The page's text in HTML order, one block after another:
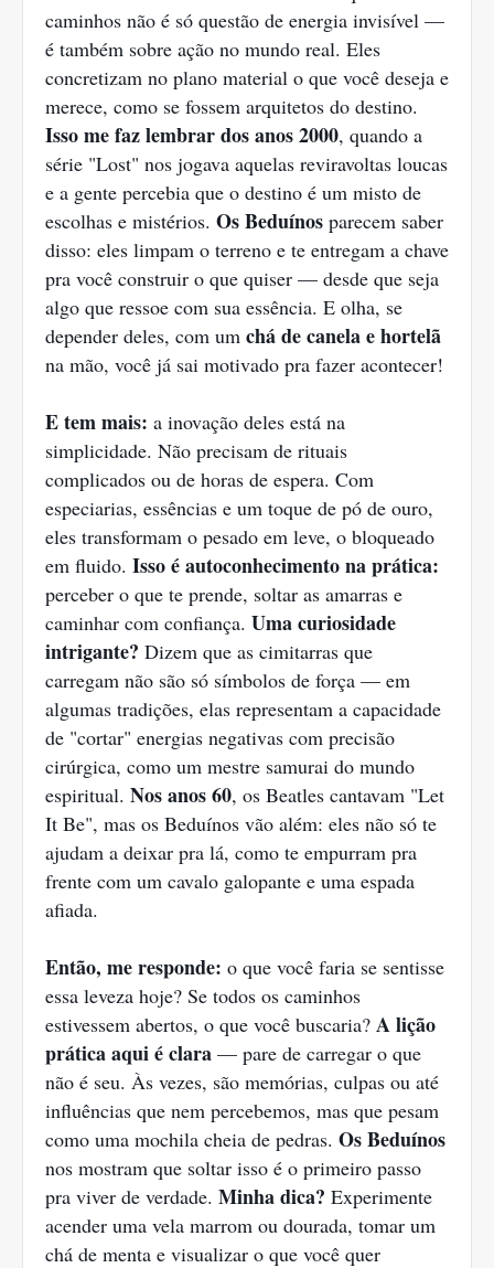
caminhos não é só questão de energia invisível —
é também sobre ação no mundo real. Eles
concretizam no plano material o que você deseja e
merece, como se fossem arquitetos do destino.
Isso me faz lembrar dos anos 2000, quando a
série "Lost" nos jogava aquelas reviravoltas loucas
e a gente percebia que o destino é um misto de
escolhas e mistérios. Os Beduínos parecem saber
disso: eles limpam o terreno e te entregam a chave
pra você construir o que quiser — desde que seja
algo que ressoe com sua essência. E olha, se
depender deles, com um chá de canela e hortelã
na mão, você já sai motivado pra fazer acontecer!
E tem mais: a inovação deles está na
simplicidade. Não precisam de rituais
complicados ou de horas de espera. Com
especiarias, essências e um toque de pó de ouro,
eles transformam o pesado em leve, o bloqueado
em fluido. Isso é autoconhecimento na prática:
perceber o que te prende, soltar as amarras e
caminhar com confiança. Uma curiosidade
intrigante? Dizem que as cimitarras que
carregam não são só símbolos de força — em
algumas tradições, elas representam a capacidade
de "cortar" energias negativas com precisão
cirúrgica, como um mestre samurai do mundo
espiritual. Nos anos 60, os Beatles cantavam "Let
It Be", mas os Beduínos vão além: eles não só te
ajudam a deixar pra lá, como te empurram pra
frente com um cavalo galopante e uma espada
afiada.
Então, me responde: o que você faria se sentisse
essa leveza hoje? Se todos os caminhos
estivessem abertos, o que você buscaria? A lição
prática aqui é clara — pare de carregar o que
não é seu. Às vezes, são memórias, culpas ou até
influências que nem percebemos, mas que pesam
como uma mochila cheia de pedras. Os Beduínos
nos mostram que soltar isso é o primeiro passo
pra viver de verdade. Minha dica? Experimente
acender uma vela marrom ou dourada, tomar um
chá de menta e visualizar o que você quer